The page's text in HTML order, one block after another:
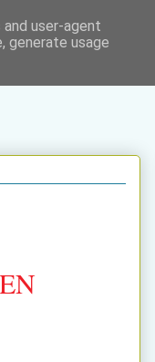
user-agent
generate usage